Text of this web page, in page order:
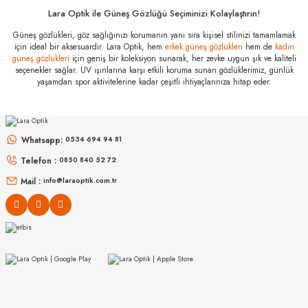
Plus Hydraglade
Özellikleri
Marka
:
Alcon (Ciba Vision)
Stok Kodu
: Air Optix Plus Hydraglade For Astigmatizm
JOHNSON & JOHNSON
Acuvue Oasys 1-Day Moist Multifocal
Lara Optik ile Güneş Gözlüğü Seçiminizi Kolaylaştırın!
Güneş gözlükleri, göz sağlığınızı korumanın yanı sıra kişisel stilinizi tamamlamak
için ideal bir aksesuardır. Lara Optik, hem erkek güneş gözlükleri hem de kadın
güneş gözlükleri için geniş bir koleksiyon sunarak, her zevke uygun şık ve kaliteli
seçenekler sağlar. UV ışınlarına karşı etkili koruma sunan gözlüklerimiz, günlük
yaşamdan spor aktivitelerine kadar çeşitli ihtiyaçlarınıza hitap eder.
Whatsapp: 0534 694 94 81
Telefon : 0850 840 52 72
Mail : info@laraoptik.com.tr